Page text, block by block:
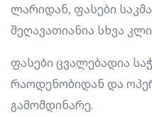
ლარიდან, ფასები
შეღავათიანია სხვა
ფასები ცვალებადია
რაოდენობიდან და
გამომდინარე.